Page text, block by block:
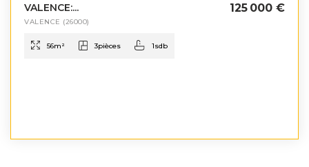
VALENCE:...
VALENCE (26000)
125 000 €
56m² 3pièces 1sdb